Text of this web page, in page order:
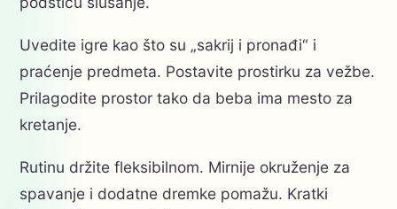
Uvedite igre kao što su „sakrij i pronađi“ i
praćenje predmeta. Postavite prostirku za vežbe.
Prilagodite prostor tako da beba ima mesto za
kretanje.
Rutinu držite fleksibilnom. Mirnije okruženje za
spavanje i dodatne dremke pomažu. Kratki